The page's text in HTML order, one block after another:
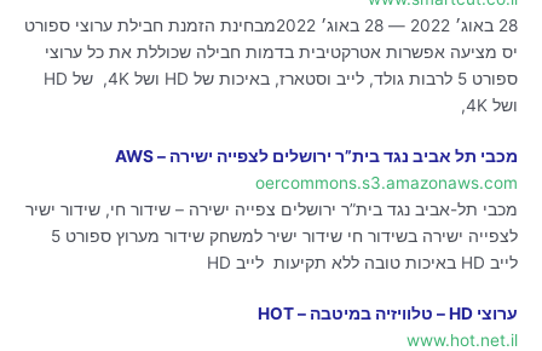
28 באוג׳ 2022 — 28 באוג׳ 2022מבחינת הזמנת חבילת ערוצי ספורט
יס מציעה אפשרות אטרקטיבית בדמות חבילה שכוללת את כל ערוצי
ספורט 5 לרבות גולד, לייב וסטארז, באיכות של HD ושל 4K, של HD
ושל 4K,
מכבי תל אביב נגד בית”ר ירושלים לצפייה ישירה – AWS
oercommons.s3.amazonaws.com
מכבי תל-אביב נגד בית”ר ירושלים צפייה ישירה – שידור חי, שידור ישיר
לצפייה ישירה בשידור חי שידור ישיר למשחק שידור מערוץ ספורט 5
לייב HD באיכות טובה ללא תקיעות לייב HD
ערוצי HD – טלוויזיה במיטבה – HOT
www.hot.net.il